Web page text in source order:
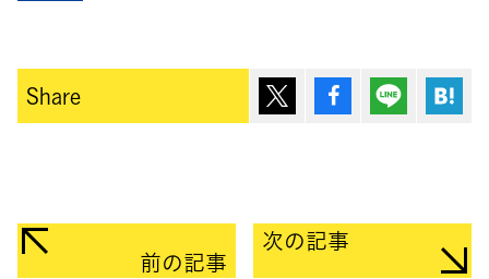
Share ポスト シェア Lineで送
前の記事
次の記事